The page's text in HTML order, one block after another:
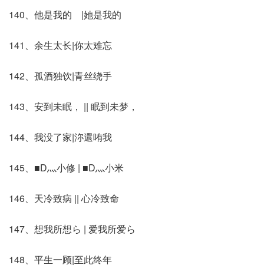
140、他是我的ゝ|她是我的ゝ
141、余生太长|你太难忘
142、孤酒独饮|青丝绕手
143、安到未眠， || 眠到未梦，
144、我没了家|沵還哊我
145、■D灬小修 | ■D灬小米
146、天冷致病 || 心冷致命
147、想我所想ら | 爱我所爱ら
148、平生一顾|至此终年